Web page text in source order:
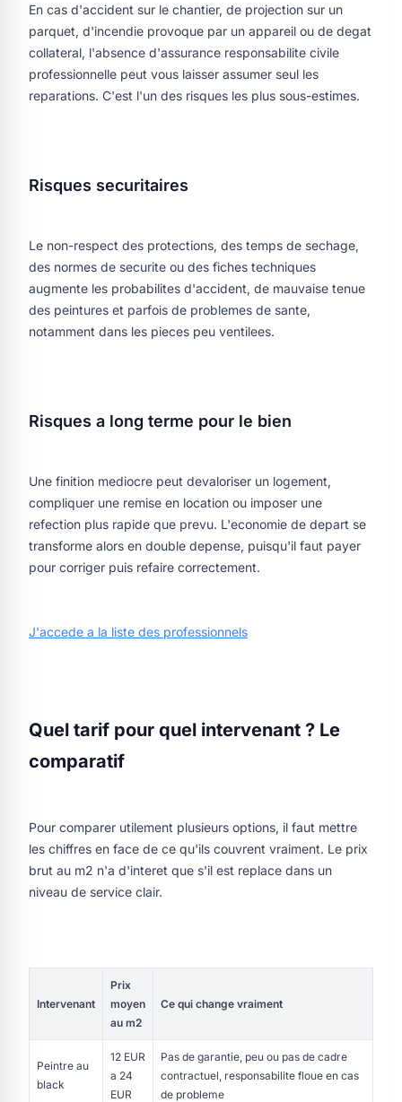
En cas d'accident sur le chantier, de projection sur un
parquet, d'incendie provoque par un appareil ou de degat
collateral, l'absence d'assurance responsabilite civile
professionnelle peut vous laisser assumer seul les
reparations. C'est l'un des risques les plus sous-estimes.
Risques securitaires
Le non-respect des protections, des temps de sechage,
des normes de securite ou des fiches techniques
augmente les probabilites d'accident, de mauvaise tenue
des peintures et parfois de problemes de sante,
notamment dans les pieces peu ventilees.
Risques a long terme pour le bien
Une finition mediocre peut devaloriser un logement,
compliquer une remise en location ou imposer une
refection plus rapide que prevu. L'economie de depart se
transforme alors en double depense, puisqu'il faut payer
pour corriger puis refaire correctement.
J'accede a la liste des professionnels
Quel tarif pour quel intervenant ? Le
comparatif
Pour comparer utilement plusieurs options, il faut mettre
les chiffres en face de ce qu'ils couvrent vraiment. Le prix
brut au m2 n'a d'interet que s'il est replace dans un
niveau de service clair.
Intervenant
Prix
moyen
au m2
Ce qui change vraiment
Peintre au
black
12 EUR
a 24
EUR
Pas de garantie, peu ou pas de cadre
contractuel, responsabilite floue en cas
de probleme